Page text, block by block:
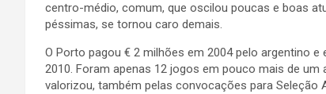
centro-médio, comum, que oscilou poucas e boas
péssimas, se tornou caro demais.
O Porto pagou € 2 milhões em 2004 pelo argentino
2010. Foram apenas 12 jogos em pouco mais de
valorizou, também pelas convocações para Seleção